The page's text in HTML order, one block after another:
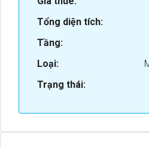
Tổng diện tích:
Tầng:
Loại:
Trạng thái: